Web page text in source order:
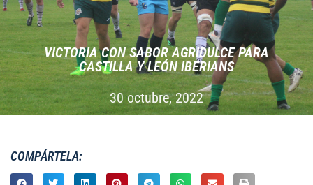
VICTORIA CON SABOR AGRIDULCE PARA
CASTILLA Y LEÓN IBERIANS
30 octubre, 2022
COMPÁRTELA: